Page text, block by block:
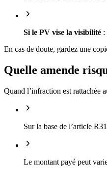
Si le PV vise la visibilité :
En cas de doute, gardez une
Quelle amende
Quand l’infraction est rattachée
Sur la base de l’article
Le montant payé peut